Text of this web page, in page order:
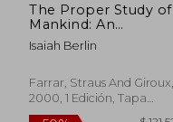
50%
dcto.
The Proper Study of
Mankind: An
Anthology of Essays
(en Inglés)
Isaiah Berlin
Farrar, Straus And Giroux,
2000, 1 Edición, Tapa
Blanda, Nuevo